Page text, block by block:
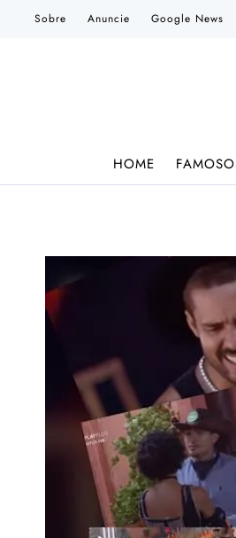
Sobre Anuncie Google News
HOME